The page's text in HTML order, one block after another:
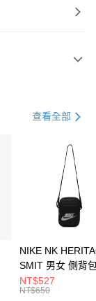
21家銀行
查看全部
NIKE NK
SMIT 男女 側背
BA5871010
NT$527
NT$650